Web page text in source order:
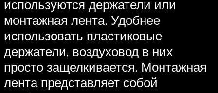
используются держатели или
монтажная лента. Удобнее
использовать пластиковые
держатели, воздуховод в них
просто защелкивается. Монтажная
лента представляет собой